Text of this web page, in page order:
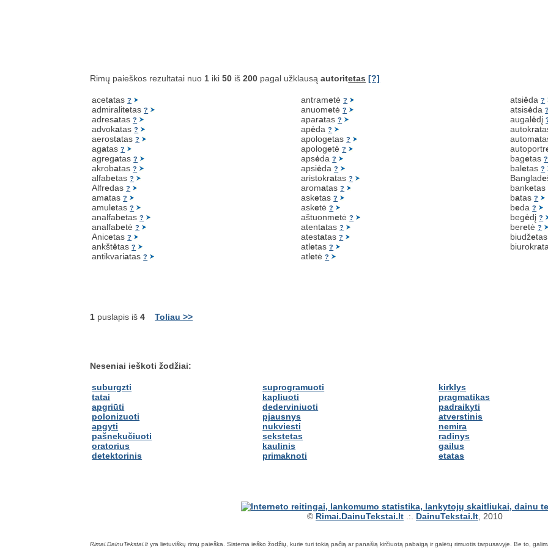
Rimų paieškos rezultatai nuo 1 iki50 iš200 pagal užklausąautoritetas [?]
acetatas?
admiralitetas?
adresatas?
advokatas?
aerostatas?
agatas?
agregatas?
akrobatas?
alfabetas?
Alfredas?
amatas?
amuletas?
analfabetas?
analfabetė?
Anicetas?
ankštėtas?
antikvariatas?
antrametė?
anuometė?
aparatas?
apėda?
apologetas?
apologetė?
apsėda?
apsiėda?
aristokratas?
aromatas?
asketas?
asketė?
aštuonmetė?
atentatas?
atestatas?
atletas?
atletė?
atsiėda?
atsisėda?
augalėdį
autokra
automa
autoportr
bagetas?
baletas?
Banglade
banketas
batas?
beda?
begėdį?
beretė?
biudže
biurokra
1 puslapis iš4 Toliau >>
Neseniai ieškoti žodžiai:
suburgzti
tatai
apgriūti
polonizuoti
apgyti
pašnekučiuoti
oratorius
detektorinis
suprogramuoti
kapliuoti
dederviniuoti
pjausnys
nukviesti
sekstetas
kaulinis
primaknoti
kirklys
pragmatikas
padraikyti
atverstinis
nemira
radinys
gailus
etatas
© Rimai.DainuTekstai.lt .:. DainuTekstai.lt , 2010
Rimai.DainuTekstai.lt yra lietuviškų rimų paieška. Sistema ieško žodžių, kurie turi tokią pačią ar panašią kirčiuotą pabaigą ir galėtų rimuotis tarpusavyje. Be to,